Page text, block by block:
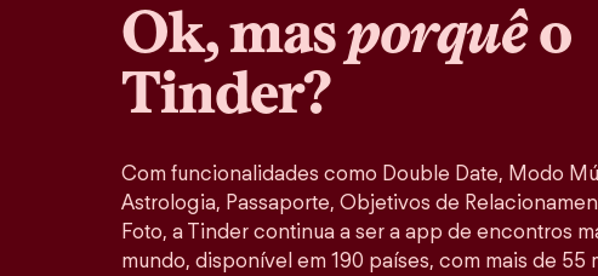
Ok, masporquêo
Tinder?
Com funcionalidades como Double Date, Modo
Astrologia, Passaporte, Objetivos de
Foto, a Tinder continua a ser a app de encontros
mundo, disponível em 190 países, com mais de 55